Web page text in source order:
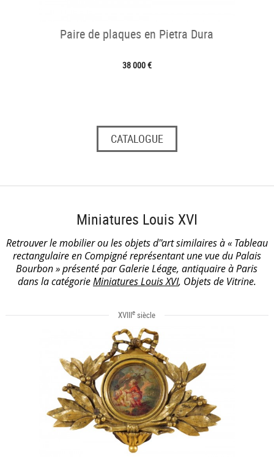
Paire de plaques en Pietra Dura
38 000 €
CATALOGUE
Miniatures Louis XVI
Retrouver le mobilier ou les objets d''art similaires à « Tableau
rectangulaire en Compigné représentant une vue du Palais
Bourbon » présenté par Galerie Léage, antiquaire à Paris
dans la catégorieMiniatures Louis XVI, Objets de Vitrine.
XVIIIe siècle